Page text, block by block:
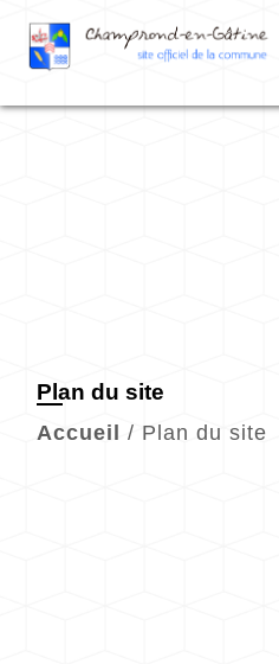
Plan du site
Accueil / Plan du site